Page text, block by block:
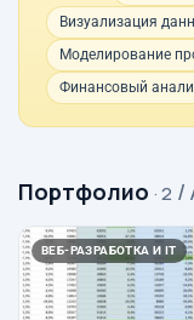
Визуализация
Моделирование
Финансовый
Портфолио · 2 /
ВЕБ-РАЗРАБОТКА И IT